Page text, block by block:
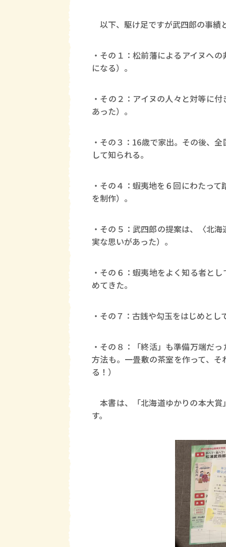
以下、駆け足ですが武四郎の事績
・その１：松前藩によるアイヌへ
になる）。
・その２：アイヌの人々と対等に
あった）。
・その３：16歳で家出。その後、
して知られる。
・その４：蝦夷地を６回にわたっ
を制作）。
・その５：武四郎の提案は、〈北
実な思いがあった）。
・その６：蝦夷地をよく知る者と
めてきた。
・その７：古銭や勾玉をはじめと
・その８：「終活」も準備万端だ
方法も。一畳敷の茶室を作って、
る！）
本書は、「北海道ゆかりの本大
す。